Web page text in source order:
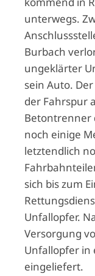
unterwegs.
Burbach
ungeklärter
sein Auto.
der Fahrspur
Betontrenner
noch einige
letztendlich
sich bis zum
Unfallopfer.
Versorgung
Unfallopfer in
eingeliefert.